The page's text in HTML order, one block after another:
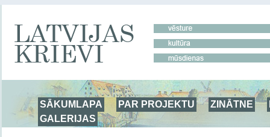
SĀKUMLAPA PAR PROJEKTU ZINĀTNE
GALERIJAS